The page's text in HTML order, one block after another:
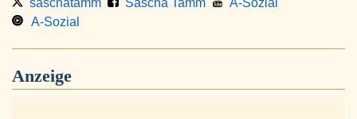
A-Sozial
Anzeige